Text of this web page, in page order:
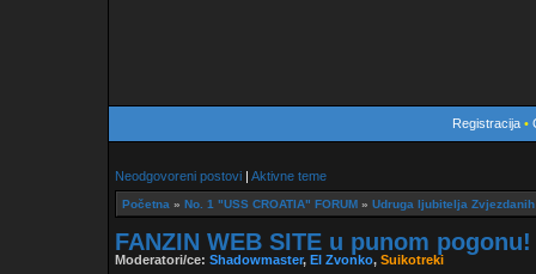
Registracija•
Neodgovoreni postovi | Aktivne teme
Početna » No. 1 "USS CROATIA" FORUM » Udruga ljubitelja
FANZIN WEB SITE u punom pogonu!
Moderatori/ce: Shadowmaster, El Zvonko, Suikotreki